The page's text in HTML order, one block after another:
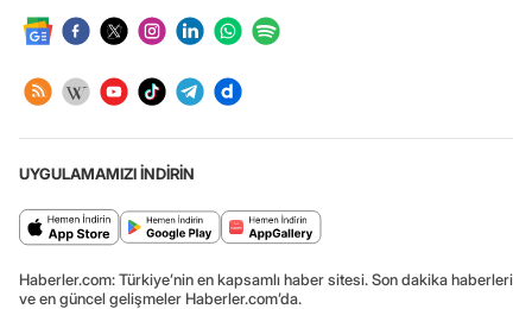
UYGULAMAMIZI İNDİRİN
Haberler.com: Türkiye’nin en kapsamlı haber sitesi. Son dakika haberleri
ve en güncel gelişmeler Haberler.com’da.